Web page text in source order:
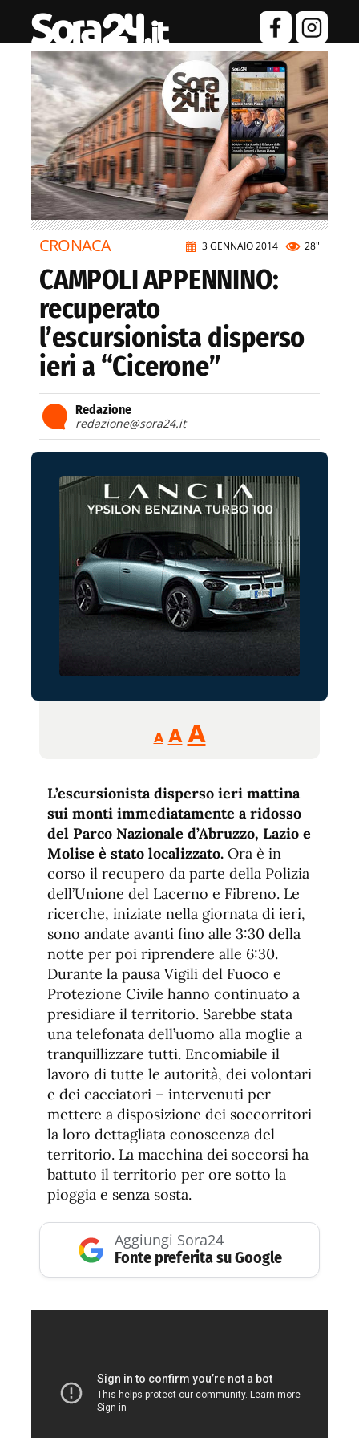
3 GENNAIO 2014 28"
CRONACA
CAMPOLI APPENNINO:
recuperato
l’escursionista disperso
ieri a “Cicerone”
Redazione
redazione@sora24.it
A
Reducir
tamaño
A Restablecer
fuente
AAumentar
de
fuente.
L’escursionista disperso ieri mattina
sui monti immediatamente a ridosso
del Parco Nazionale d’Abruzzo, Lazio e
Molise è stato localizzato. Ora è in
corso il recupero da parte della Polizia
dell’Unione del Lacerno e Fibreno. Le
ricerche, iniziate nella giornata di ieri,
sono andate avanti fino alle 3:30 della
notte per poi riprendere alle 6:30.
Durante la pausa Vigili del Fuoco e
Protezione Civile hanno continuato a
presidiare il territorio. Sarebbe stata
una telefonata dell’uomo alla moglie a
tranquillizzare tutti. Encomiabile il
lavoro di tutte le autorità, dei volontari
e dei cacciatori – intervenuti per
mettere a disposizione dei soccorritori
la loro dettagliata conoscenza del
territorio. La macchina dei soccorsi ha
battuto il territorio per ore sotto la
pioggia e senza sosta.
Aggiungi Sora24
Fonte preferita su Google